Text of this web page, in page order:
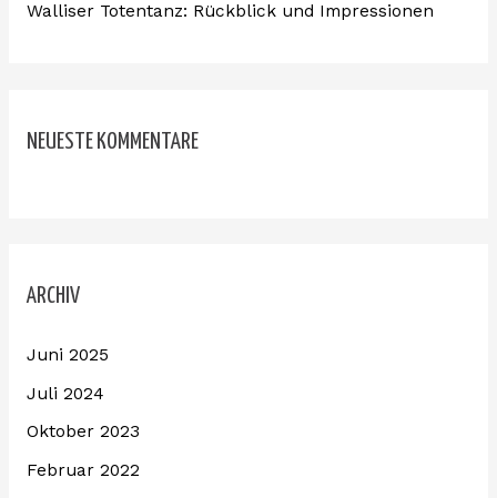
Walliser Totentanz: Rückblick und Impressionen
NEUESTE KOMMENTARE
ARCHIV
Juni 2025
Juli 2024
Oktober 2023
Februar 2022